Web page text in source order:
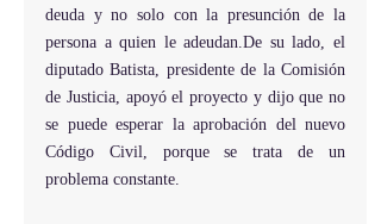
deuda y no solo con la presunción de la
persona a quien le adeudan.De su lado, el
diputado Batista, presidente de la Comisión
de Justicia, apoyó el proyecto y dijo que no
se puede esperar la aprobación del nuevo
Código Civil, porque se trata de un
problema constante.